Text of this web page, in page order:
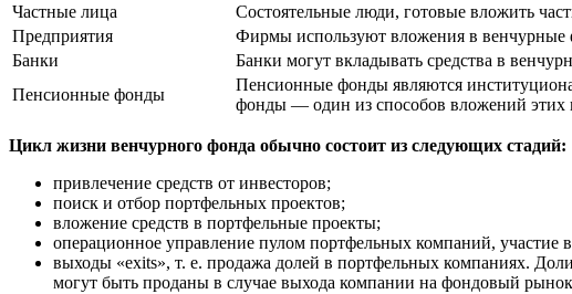
Частные лица
Состоятельные люди, готовые вложить
Предприятия
Фирмы используют вложения в венчурные
Банки
Банки могут вкладывать средства в
Пенсионные фонды
Пенсионные фонды являются
фонды — один из способов вложений этих
Цикл жизни венчурного фонда обычно состоит из следующих стадий:
привлечение средств от инвесторов;
поиск и отбор портфельных проектов;
вложение средств в портфельные проекты;
операционное управление пулом портфельных компаний, участие в
выходы «exits», т. е. продажа долей в портфельных компаниях.
могут быть проданы в случае выхода компании на фондовый